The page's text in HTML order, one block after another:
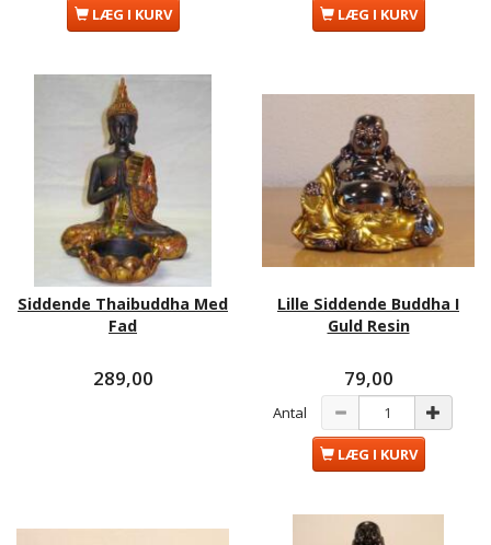
LÆG I KURV LÆG I KURV
Siddende Thaibuddha Med
Fad
289,00
Lille Siddende Buddha I
Guld Resin
79,00
Antal
LÆG I KURV